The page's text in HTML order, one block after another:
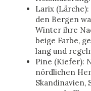
Larix
den Bergen
Winter ihre
beige Farbe,
lang und
Pine (Kiefer):
nördlichen
Skandinavien,